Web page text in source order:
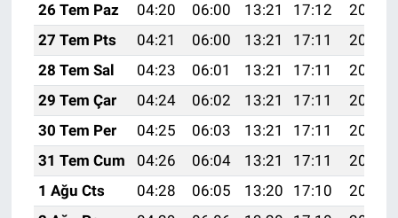
26 Tem Paz
04:20 06:00 13:21 17:12
20:32
27 Tem Pts
04:21 06:00 13:21 17:11
20:31
28 Tem Sal
04:23 06:01 13:21 17:11
20:30
29 Tem Çar
04:24 06:02 13:21 17:11
20:29
30 Tem Per
04:25 06:03 13:21 17:11
20:28
31 Tem Cum
04:26 06:04 13:21 17:11
20:27
1 Ağu Cts
04:28 06:05 13:20 17:10
20:26